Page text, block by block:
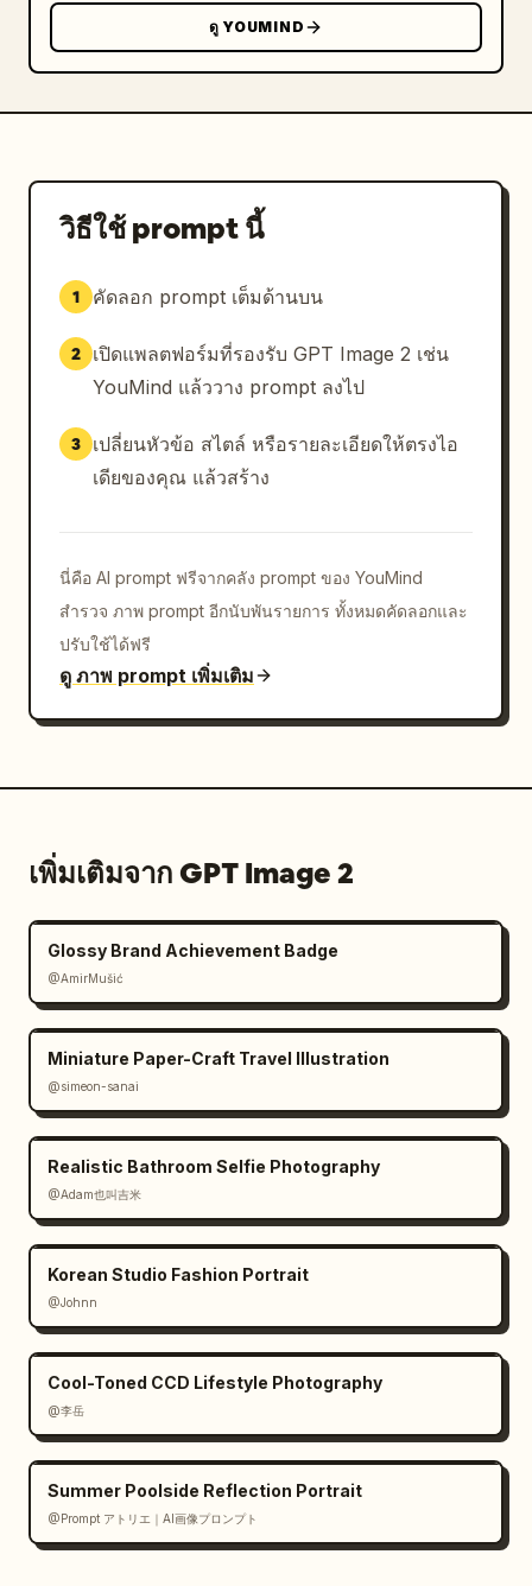
ดู YOUMIND
วิธีใช้ prompt นี้
1 คัดลอก prompt เต็มด้านบน
2
เปิดแพลตฟอร์มที่รองรับ GPT Image 2 เช่น
YouMind แล้ววาง prompt ลงไป
3
เปลี่ยนหัวข้อ สไตล์ หรือรายละเอียดให้ตรงไอ
เดียของคุณ แล้วสร้าง
นี่คือ AI prompt ฟรีจากคลัง prompt ของ YouMind
สำรวจ ภาพ prompt อีกนับพันรายการ ทั้งหมดคัดลอกและ
ปรับใช้ได้ฟรี
ดู ภาพ prompt เพิ่มเติม
เพิ่มเติมจาก GPT Image 2
Glossy Brand Achievement Badge
@AmirMušić
Miniature Paper-Craft Travel Illustration
@simeon-sanai
Realistic Bathroom Selfie Photography
@Adam也叫吉米
Korean Studio Fashion Portrait
@Johnn
Cool-Toned CCD Lifestyle Photography
@李岳
Summer Poolside Reflection Portrait
@Prompt アトリエ｜AI画像プロンプト